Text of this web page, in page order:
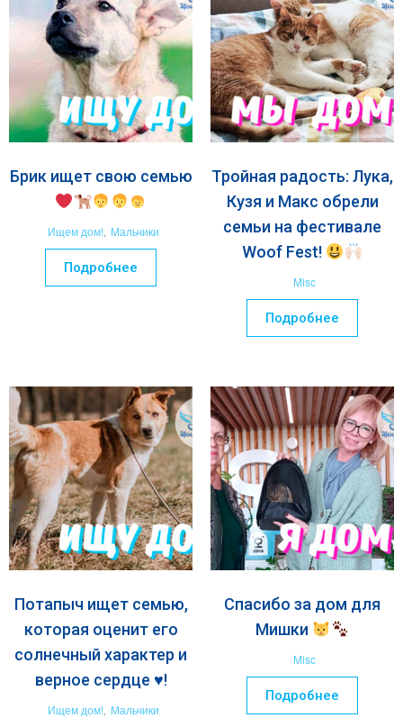
Брик ищет свою семью
Ищем дом!, Мальчики
Подробнее
Тройная радость: Лука,
Кузя и Макс обрели
семьи на фестивале
Woof Fest!
Misc
Подробнее
Потапыч ищет семью,
которая оценит его
солнечный характер и
верное сердце ♥️!
Ищем дом!, Мальчики
Спасибо за дом для
Мишки
Misc
Подробнее